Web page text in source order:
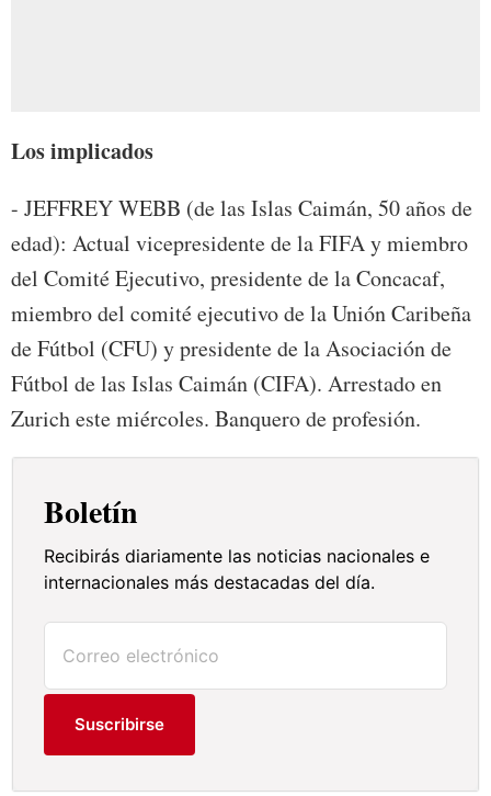
Los implicados
- JEFFREY WEBB (de las Islas Caimán, 50 años de
edad): Actual vicepresidente de la FIFA y miembro
del Comité Ejecutivo, presidente de la Concacaf,
miembro del comité ejecutivo de la Unión Caribeña
de Fútbol (CFU) y presidente de la Asociación de
Fútbol de las Islas Caimán (CIFA). Arrestado en
Zurich este miércoles. Banquero de profesión.
Boletín
Recibirás diariamente las noticias nacionales e
internacionales más destacadas del día.
Suscribirse